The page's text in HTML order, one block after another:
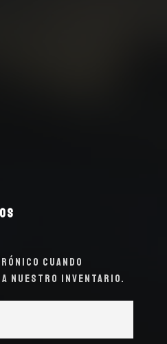
cuando
a nuestro inventario.